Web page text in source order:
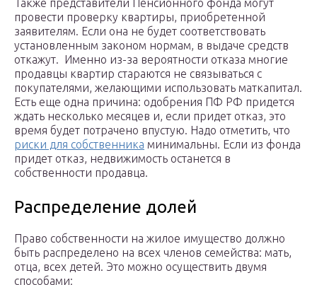
Также представители Пенсионного фонда могут
провести проверку квартиры, приобретенной
заявителям. Если она не будет соответствовать
установленным законом нормам, в выдаче средств
откажут. Именно из-за вероятности отказа многие
продавцы квартир стараются не связываться с
покупателями, желающими использовать маткапитал.
Есть еще одна причина: одобрения ПФ РФ придется
ждать несколько месяцев и, если придет отказ, это
время будет потрачено впустую. Надо отметить, что
риски для собственника минимальны. Если из фонда
придет отказ, недвижимость останется в
собственности продавца.
Распределение долей
Право собственности на жилое имущество должно
быть распределено на всех членов семейства: мать,
отца, всех детей. Это можно осуществить двумя
способами: